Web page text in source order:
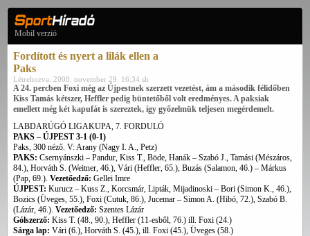
Mobil verzió
Fordított és nyert a lilák ellen a
Paks
Létrehozva: 2008. november 29. 16:34 sh
A 24. percben Foxi még az Újpestnek szerzett vezetést, ám a második félidőben
Kiss Tamás kétszer, Heffler pedig büntetőből volt eredményes. A paksiak
emellett még két kapufát is szereztek, így győzelmük teljesen megérdemelt.
LABDARÚGÓ LIGAKUPA, 7. FORDULÓ
PAKS – ÚJPEST 3-1 (0-1)
Paks, 300 néző. V: Arany (Nagy I. A., Petz)
PAKS: Csernyánszki – Pandur, Kiss T., Böde, Hanák – Szabó J., Tamási (Mészáros,
84.), Horváth S. (Weitner, 46.), Vári (Heffler, 65.), Buzás (Salamon, 46.) – Márkus
(Pap, 69.). Vezetőedző: Gellei Imre
ÚJPEST: Kurucz – Kuss Z., Korcsmár, Lipták, Mijadinoski – Bori (Simon K., 46.),
Bozics (Üveges, 55.), Foxi (Cutuk, 86.), Jucemar – Simon A. (Hibó, 72.), Szabó B.
(Lázár, 46.). Vezetőedző: Szentes Lázár
Gólszerző: Kiss T. (48., 90.), Heffler (11-esből, 76.) ill. Foxi (24.)
Sárga lap: Vári (6.), Horváth S. (45.), ill. Foxi (45.), Üveges (58.)